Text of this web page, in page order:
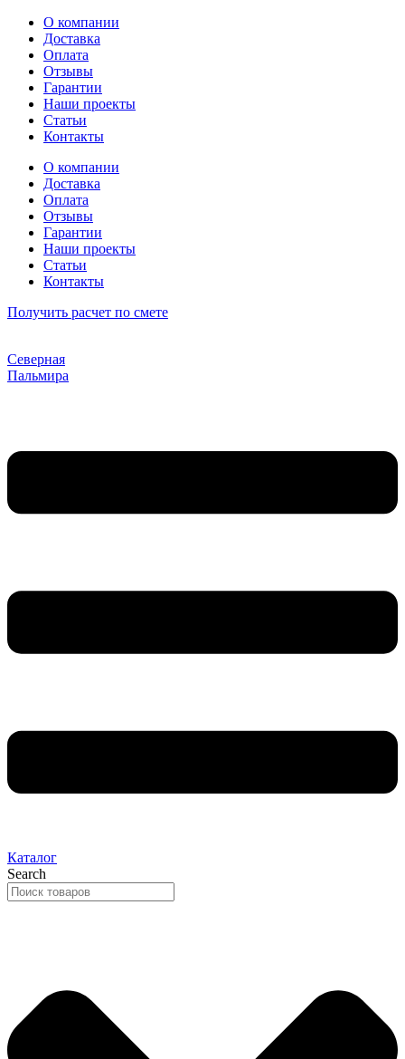
Перейти
содержимому
О компании
Доставка
Оплата
Отзывы
Гарантии
Наши проекты
Статьи
Контакты
О компании
Доставка
Оплата
Отзывы
Гарантии
Наши проекты
Статьи
Контакты
Получить расчет по смете
Северная
Пальмира
Каталог
Search